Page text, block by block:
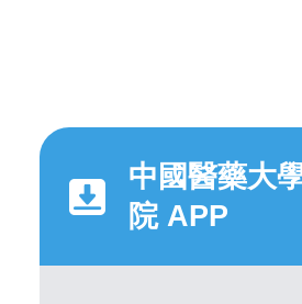
中國醫藥大
院 APP